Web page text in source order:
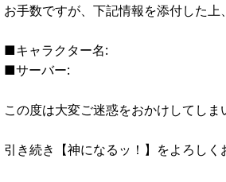
お手数ですが、下記情報を添付した
■キャラクター名:
■サーバー:
この度は大変ご迷惑をおかけしてしま
引き続き【神になるッ！】をよろしく